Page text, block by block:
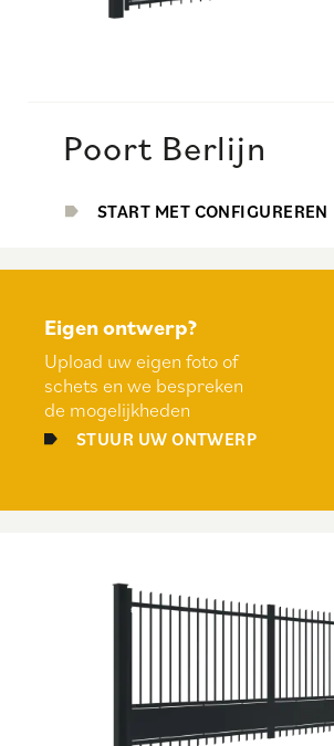
Poort Berlijn
START MET CONFIGUREREN
Eigen ontwerp?
Upload uw eigen foto of
schets en we bespreken
de mogelijkheden
STUUR UW ONTWERP